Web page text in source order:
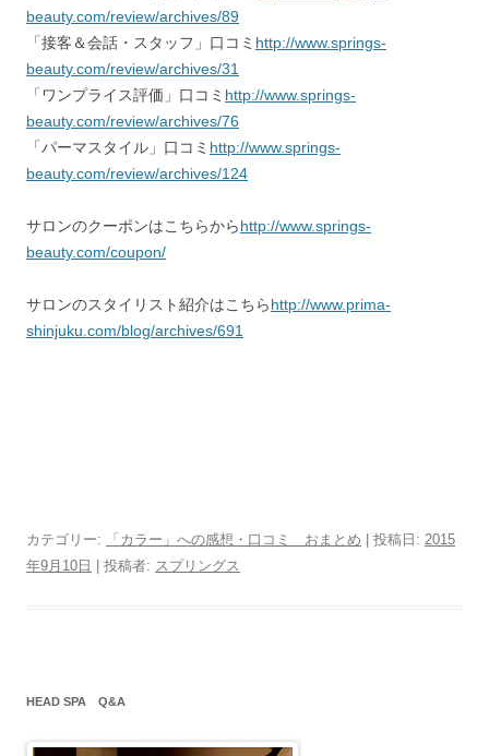
beauty.com/review/archives/89
「接客＆会話・スタッフ」口コミ http://www.springs-
beauty.com/review/archives/31
「ワンプライス評価」口コミ http://www.springs-
beauty.com/review/archives/76
「パーマスタイル」口コミ http://www.springs-
beauty.com/review/archives/124
サロンのクーポンはこちらからhttp://www.springs-
beauty.com/coupon/
サロンのスタイリスト紹介はこちらhttp://www.prima-
shinjuku.com/blog/archives/691
カテゴリー: 「カラー」への感想・口コミ おまとめ | 投稿日: 2015
年9月10日
投稿者: スプリングス
HEAD SPA Q&A